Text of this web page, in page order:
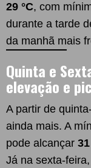
29 °C, com
durante a tarde
da manhã mais
Quinta e
elevação e
A partir de
ainda mais. A
pode alcançar 31
Já na sexta-